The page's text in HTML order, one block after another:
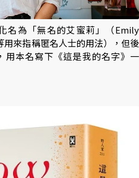
名為「無名的艾蜜莉」（Emily
來指稱匿名人士的用法），但後
用本名寫下《這是我的名字》一